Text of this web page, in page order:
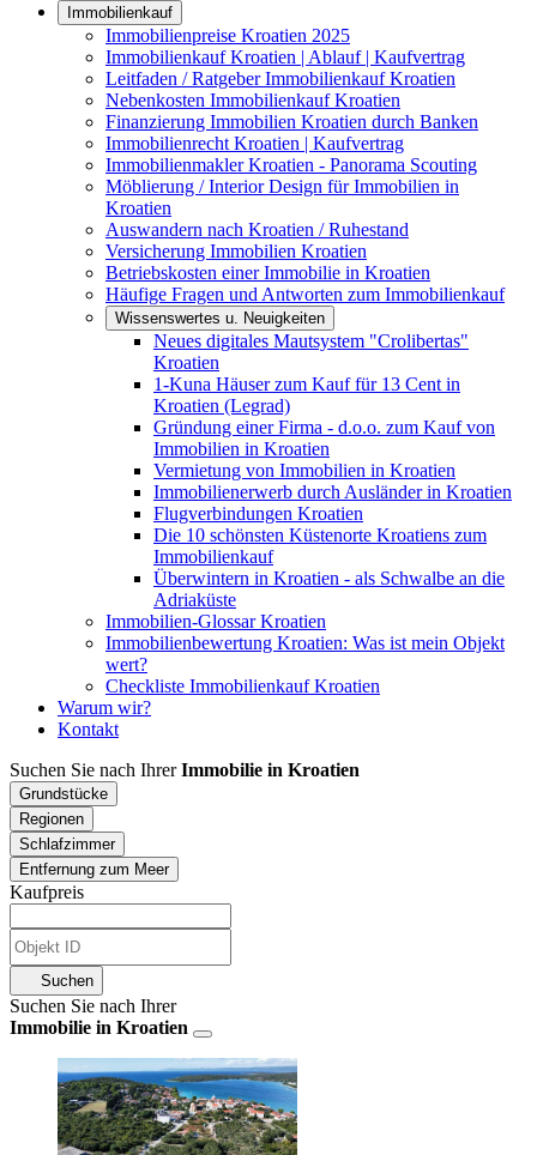
Immobilienkauf
Immobilienpreise Kroatien 2025
Immobilienkauf Kroatien | Ablauf | Kaufvertrag
Leitfaden / Ratgeber Immobilienkauf Kroatien
Nebenkosten Immobilienkauf Kroatien
Finanzierung Immobilien Kroatien durch Banken
Immobilienrecht Kroatien | Kaufvertrag
Immobilienmakler Kroatien - Panorama Scouting
Möblierung / Interior Design für Immobilien in
Kroatien
Auswandern nach Kroatien / Ruhestand
Versicherung Immobilien Kroatien
Betriebskosten einer Immobilie in Kroatien
Häufige Fragen und Antworten zum Immobilienkauf
Wissenswertes u. Neuigkeiten
Neues digitales Mautsystem "Crolibertas"
Kroatien
1-Kuna Häuser zum Kauf für 13 Cent in
Kroatien (Legrad)
Gründung einer Firma - d.o.o. zum Kauf von
Immobilien in Kroatien
Vermietung von Immobilien in Kroatien
Immobilienerwerb durch Ausländer in Kroatien
Flugverbindungen Kroatien
Die 10 schönsten Küstenorte Kroatiens zum
Immobilienkauf
Überwintern in Kroatien - als Schwalbe an die
Adriaküste
Immobilien-Glossar Kroatien
Immobilienbewertung Kroatien: Was ist mein Objekt
wert?
Checkliste Immobilienkauf Kroatien
Warum wir?
Kontakt
Suchen Sie nach IhrerImmobilie in Kroatien
Grundstücke
Regionen
Schlafzimmer
Entfernung zum Meer
Kaufpreis
Suchen
Suchen Sie nach Ihrer
Immobilie in Kroatien